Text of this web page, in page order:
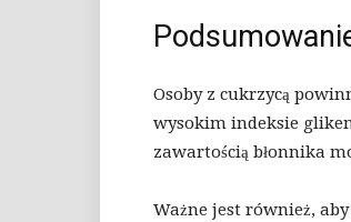
Osoby z cukrzycą
wysokim indeksie
zawartością błonnika
Ważne jest również,